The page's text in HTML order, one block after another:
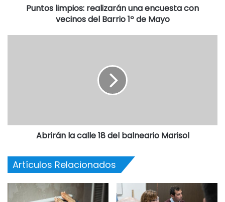
Puntos limpios: realizarán una encuesta con
vecinos del Barrio 1º de Mayo
Abrirán la calle 18 del balneario Marisol
Artículos Relacionados